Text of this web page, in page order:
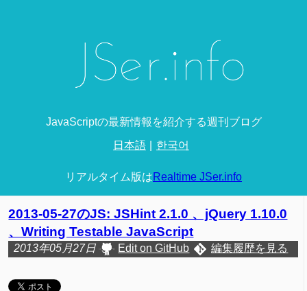
JavaScriptの最新情報を紹介する週刊ブログ
日本語 한국어
リアルタイム版はRealtime JSer.info
2013-05-27のJS: JSHint 2.1.0 、jQuery 1.10.0
、Writing Testable JavaScript
2013年05月27日 Edit on GitHub 編集履歴を見る